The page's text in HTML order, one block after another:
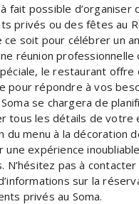
fait possible d’organiser
privés ou des fêtes au
ce soit pour célébrer un
réunion
le restaurant offre
pour répondre à vos
se chargera de
tous les détails de votre
du menu à la décoration
une expérience
N’hésitez pas à
sur la
privés au Soma.